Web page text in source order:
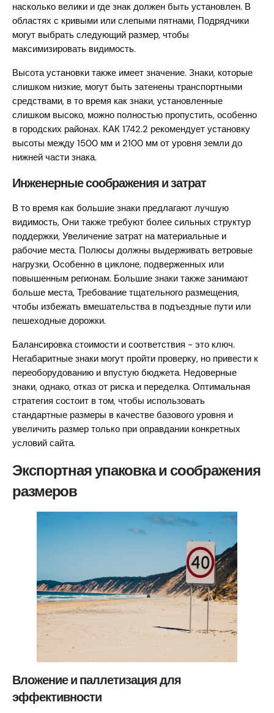
насколько велики и где знак должен быть установлен. В
областях с кривыми или слепыми пятнами, Подрядчики
могут выбрать следующий размер, чтобы
максимизировать видимость.
Высота установки также имеет значение. Знаки, которые
слишком низкие, могут быть затенены транспортными
средствами, в то время как знаки, установленные
слишком высоко, можно полностью пропустить, особенно
в городских районах. КАК 1742.2 рекомендует установку
высоты между 1500 мм и 2100 мм от уровня земли до
нижней части знака.
Инженерные соображения и затрат
В то время как большие знаки предлагают лучшую
видимость, Они также требуют более сильных структур
поддержки, Увеличение затрат на материальные и
рабочие места. Полюсы должны выдерживать ветровые
нагрузки, Особенно в циклоне, подверженных или
повышенным регионам. Большие знаки также занимают
больше места, Требование тщательного размещения,
чтобы избежать вмешательства в подъездные пути или
пешеходные дорожки.
Балансировка стоимости и соответствия - это ключ.
Негабаритные знаки могут пройти проверку, но привести к
переоборудованию и впустую бюджета. Недоверные
знаки, однако, отказ от риска и переделка. Оптимальная
стратегия состоит в том, чтобы использовать
стандартные размеры в качестве базового уровня и
увеличить размер только при оправдании конкретных
условий сайта.
Экспортная упаковка и соображения
размеров
Вложение и паллетизация для
эффективности